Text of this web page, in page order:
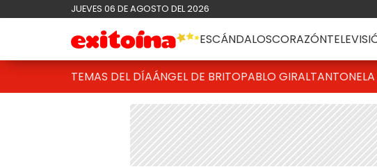
JUEVES 06 DE AGOSTO DEL 2026
ESCÁNDALOSCORAZÓN
TEMAS DEL DÍAÁNGEL DE BRITOPABLO GIRALT